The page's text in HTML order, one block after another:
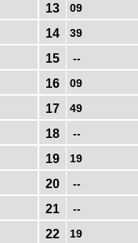
13 09
14 39
15 --
16 09
17 49
18 --
19 19
20 --
21 --
22 19